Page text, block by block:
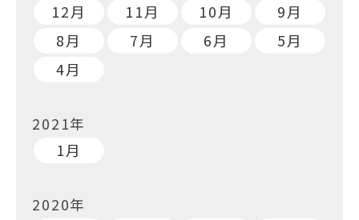
12月
11月 10月
9月
8月
7月 6月
5月
4月
2021年
1月
2020年